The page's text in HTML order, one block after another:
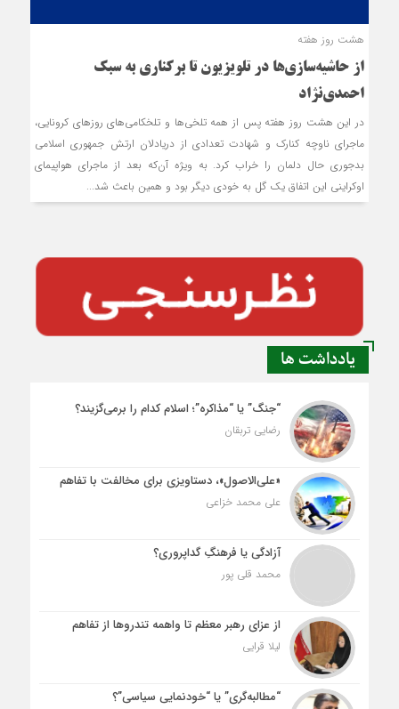
هشت روز هفته
از حاشیه‌سازی‌ها در تلویزیون تا برکناری به سبک
احمدی‌نژاد
در این هشت روز هفته پس از همه تلخی‌ها و تلخکامی‌های روزهای کرونایی،
ماجرای ناوچه کنارک و شهادت تعدادی از دریادلان ارتش جمهوری اسلامی
بدجوری حال دلمان را خراب کرد. به ویژه آن‌که بعد از ماجرای هواپیمای
اوکراینی این اتفاق یک گل به خودی دیگر بود و همین باعث شد...
یادداشت ها
“جنگ” یا “مذاکره”؛ اسلام کدام را برمی‌گزیند؟
رضایی تربقان
«علی‌الاصول»، دستاویزی برای مخالفت با تفاهم
علی محمد خزاعی
آزادگی یا فرهنگِ گداپروری؟
محمد قلی پور
از عزای رهبر معظم تا واهمه تندروها از تفاهم
لیلا قرایی
“مطالبه‌گری” یا “خودنمایی سیاسی”؟